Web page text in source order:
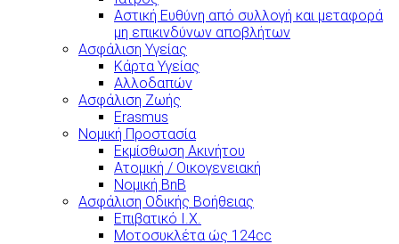
Αστική Ευθύνη από συλλογή και μεταφορά
μη επικινδύνων αποβλήτων
Ασφάλιση Υγείας
Κάρτα Υγείας
Αλλοδαπών
Ασφάλιση Ζωής
Erasmus
Νομική Προστασία
Εκμίσθωση Ακινήτου
Ατομική / Οικογενειακή
Νομική BnB
Ασφάλιση Οδικής Βοήθειας
Επιβατικό Ι.Χ.
Μοτοσυκλέτα ώς 124cc